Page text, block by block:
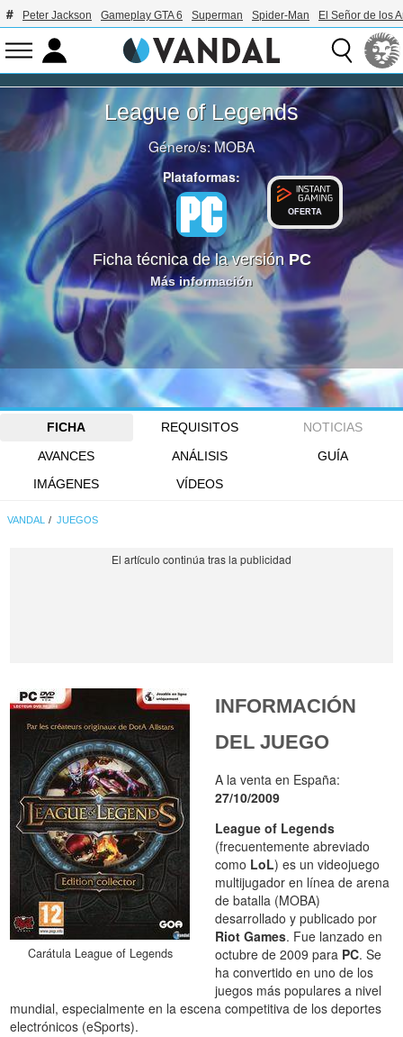
Peter Jackson Gameplay GTA 6 Superman Spider-Man El Señor de los
League of Legends
Género/s:MOBA
Plataformas:
OFERTA
Ficha técnica de la versión PC
Más información
FICHA REQUISITOS
NOTICIAS
AVANCES
ANÁLISIS
GUÍA
IMÁGENES
VÍDEOS
VANDAL JUEGOS
Carátula League of Legends
INFORMACIÓN
DEL JUEGO
A la venta en España:
27/10/2009
League of Legends
(frecuentemente abreviado
como LoL) es un videojuego
multijugador en línea de arena
de batalla (MOBA)
desarrollado y publicado por
Riot Games. Fue lanzado en
octubre de 2009 para PC. Se
ha convertido en uno de los
juegos más populares a nivel
mundial, especialmente en la escena competitiva de los deportes
electrónicos (eSports).